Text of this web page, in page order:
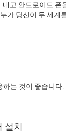
고 안드로이드 폰
가 당신이 두 세계
설치